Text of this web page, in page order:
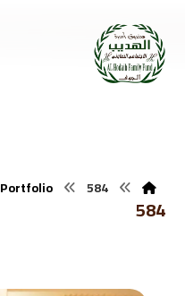
Portfolio 584
584